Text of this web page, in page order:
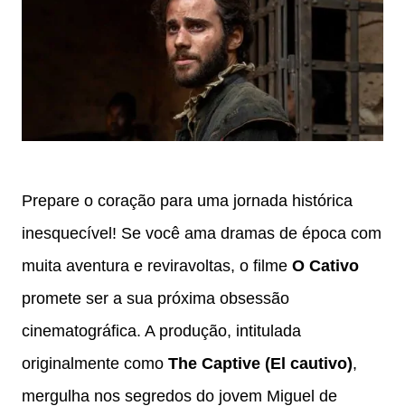
Prepare o coração para uma jornada histórica
inesquecível! Se você ama dramas de época com
muita aventura e reviravoltas, o filme O Cativo
promete ser a sua próxima obsessão
cinematográfica. A produção, intitulada
originalmente como The Captive (El cautivo),
mergulha nos segredos do jovem Miguel de